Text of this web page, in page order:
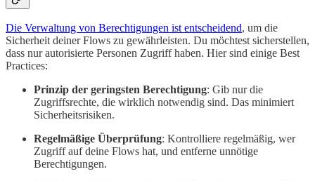
Die Verwaltung von Berechtigungen ist entscheidend, um die
Sicherheit deiner Flows zu gewährleisten. Du möchtest sicherstellen,
dass nur autorisierte Personen Zugriff haben. Hier sind einige Best
Practices:
Prinzip der geringsten Berechtigung: Gib nur die
Zugriffsrechte, die wirklich notwendig sind. Das minimiert
Sicherheitsrisiken.
Regelmäßige Überprüfung: Kontrolliere regelmäßig, wer
Zugriff auf deine Flows hat, und entferne unnötige
Berechtigungen.